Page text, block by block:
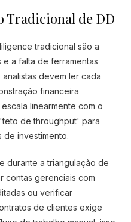
Tradicional de DD
tradicional são a
a falta de ferramentas
devem ler cada
financeira
linearmente com o
de throughput' para
de investimento.
durante a triangulação de
contas gerenciais com
ou verificar
de clientes exige